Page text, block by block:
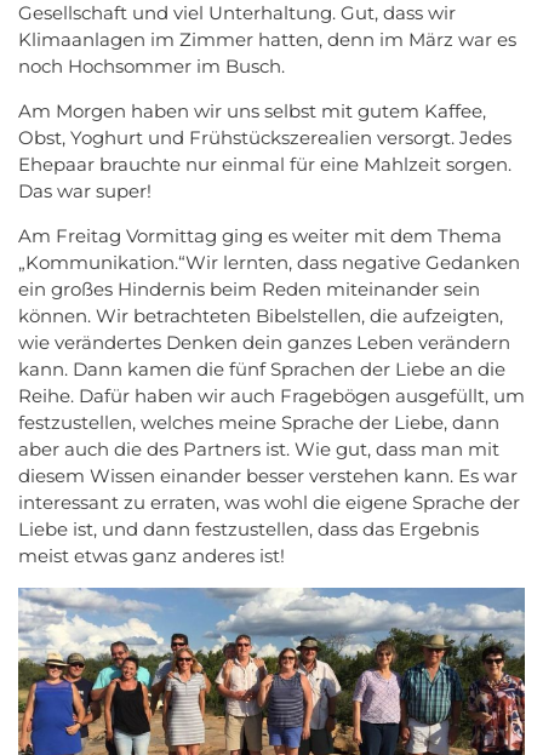
Gesellschaft und viel Unterhaltung. Gut, dass wir
Klimaanlagen im Zimmer hatten, denn im März war es
noch Hochsommer im Busch.
Am Morgen haben wir uns selbst mit gutem Kaffee,
Obst, Yoghurt und Frühstückszerealien versorgt. Jedes
Ehepaar brauchte nur einmal für eine Mahlzeit sorgen.
Das war super!
Am Freitag Vormittag ging es weiter mit dem Thema
„Kommunikation.“Wir lernten, dass negative Gedanken
ein großes Hindernis beim Reden miteinander sein
können. Wir betrachteten Bibelstellen, die aufzeigten,
wie verändertes Denken dein ganzes Leben verändern
kann. Dann kamen die fünf Sprachen der Liebe an die
Reihe. Dafür haben wir auch Fragebögen ausgefüllt, um
festzustellen, welches meine Sprache der Liebe, dann
aber auch die des Partners ist. Wie gut, dass man mit
diesem Wissen einander besser verstehen kann. Es war
interessant zu erraten, was wohl die eigene Sprache der
Liebe ist, und dann festzustellen, dass das Ergebnis
meist etwas ganz anderes ist!